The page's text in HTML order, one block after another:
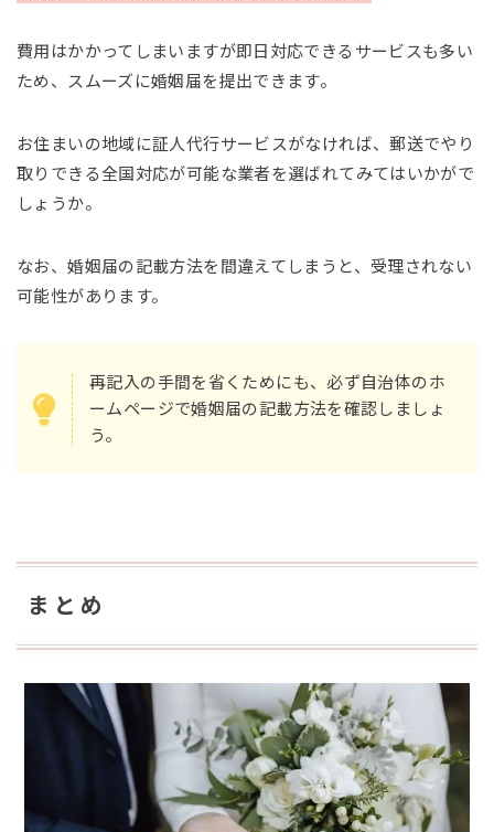
費用はかかってしまいますが即日対応できるサービスも多い
ため、スムーズに婚姻届を提出できます。
お住まいの地域に証人代行サービスがなければ、郵送でやり
取りできる全国対応が可能な業者を選ばれてみてはいかがで
しょうか。
なお、婚姻届の記載方法を間違えてしまうと、受理されない
可能性があります。
再記入の手間を省くためにも、必ず自治体のホ
ームページで婚姻届の記載方法を確認しましょ
う。
まとめ